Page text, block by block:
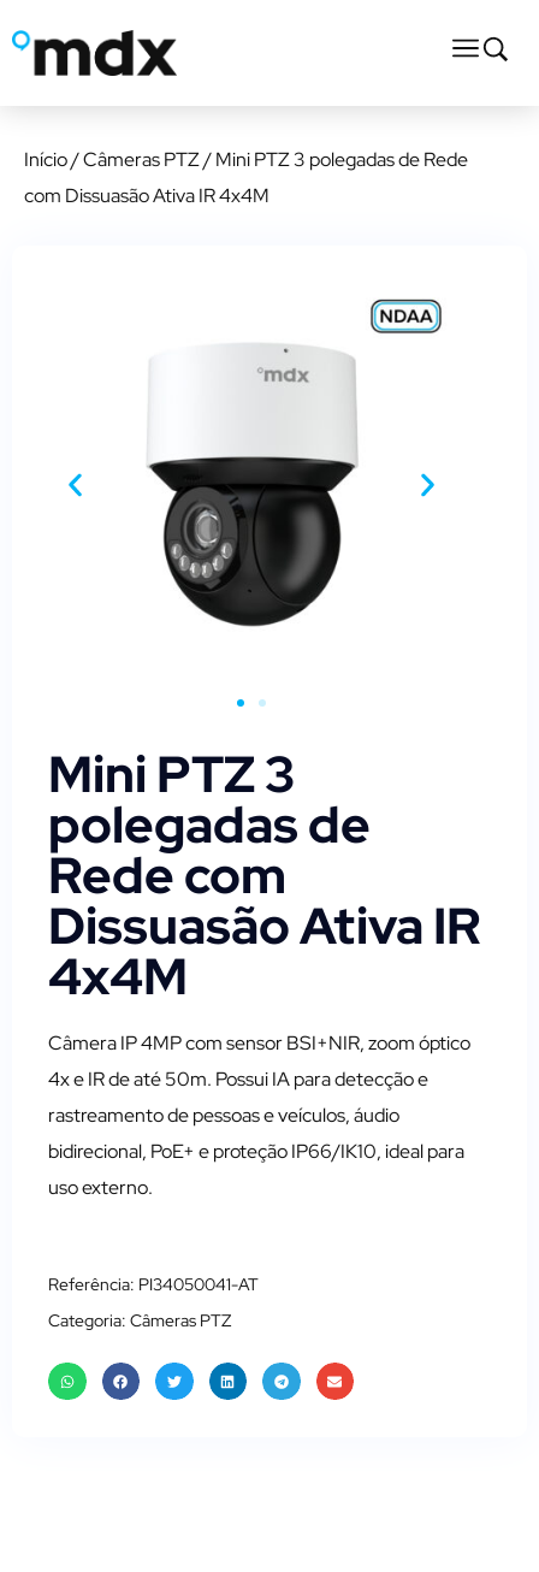
Início/Câmeras PTZ/ Mini PTZ 3 polegadas de Rede
com Dissuasão Ativa IR 4x4M
Mini PTZ 3
polegadas de
Rede com
Dissuasão Ativa IR
4x4M
Câmera IP 4MP com sensor BSI+NIR, zoom óptico
4x e IR de até 50m. Possui IA para detecção e
rastreamento de pessoas e veículos, áudio
bidirecional, PoE+ e proteção IP66/IK10, ideal para
uso externo.
Referência: PI34050041-AT
Categoria: Câmeras PTZ